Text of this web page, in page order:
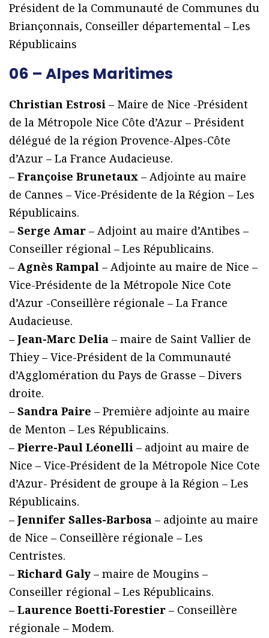
Président de la Communauté de Communes du
Briançonnais, Conseiller départemental – Les
Républicains
06 – Alpes Maritimes
Christian Estrosi – Maire de Nice -Président
de la Métropole Nice Côte d’Azur – Président
délégué de la région Provence-Alpes-Côte
d’Azur – La France Audacieuse.
– Françoise Brunetaux – Adjointe au maire
de Cannes – Vice-Présidente de la Région – Les
Républicains.
– Serge Amar – Adjoint au maire d’Antibes –
Conseiller régional – Les Républicains.
– Agnès Rampal – Adjointe au maire de Nice –
Vice-Présidente de la Métropole Nice Cote
d’Azur -Conseillère régionale – La France
Audacieuse.
– Jean-Marc Delia – maire de Saint Vallier de
Thiey – Vice-Président de la Communauté
d’Agglomération du Pays de Grasse – Divers
droite.
– Sandra Paire – Première adjointe au maire
de Menton – Les Républicains.
– Pierre-Paul Léonelli – adjoint au maire de
Nice – Vice-Président de la Métropole Nice Cote
d’Azur- Président de groupe à la Région – Les
Républicains.
– Jennifer Salles-Barbosa – adjointe au maire
de Nice – Conseillère régionale – Les
Centristes.
– Richard Galy – maire de Mougins –
Conseiller régional – Les Républicains.
– Laurence Boetti-Forestier – Conseillère
régionale – Modem.